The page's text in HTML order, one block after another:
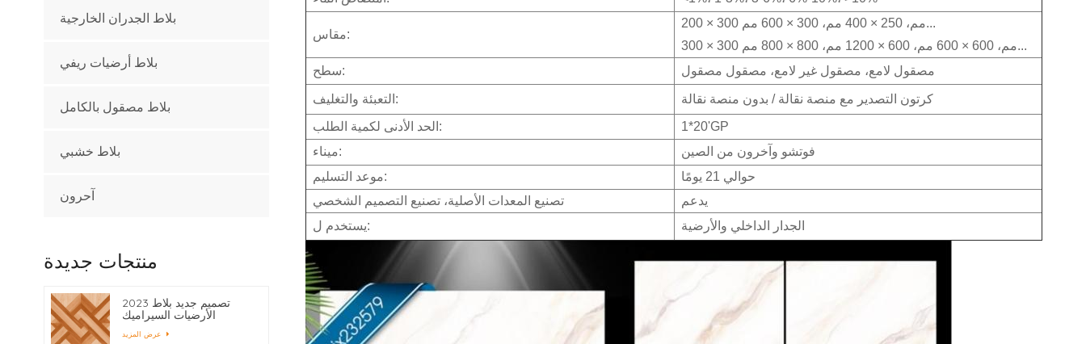
مقاس:
200 × 300 مم، 250 × 400 مم، 300 × 600 مم...
300 × 300 مم، 600 × 600 مم، 600 × 1200 مم، 800 × 800 مم...
سطح:
مصقول لامع، مصقول غير لامع، مصقول مصقول
التعبئة والتغليف:
كرتون التصدير مع منصة نقالة / بدون منصة نقالة
الحد الأدنى لكمية الطلب:
1*20'GP
ميناء:
فوتشو وآخرون من الصين
موعد التسليم:
حوالي 21 يومًا
تصنيع المعدات الأصلية، تصنيع التصميم الشخصي
يدعم
يستخدم ل:
الجدار الداخلي والأرضية
بلاط الجدران الخارجية
بلاط أرضيات ريفي
بلاط مصقول بالكامل
بلاط خشبي
آحرون
منتجات جديدة
2023 تصميم جديد بلاط
الأرضيات السيراميك
400x400عرض المزيد